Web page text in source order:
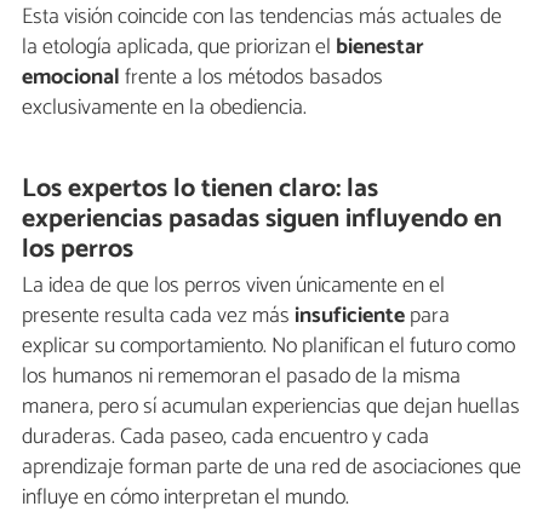
Esta visión coincide con las tendencias más actuales de
la etología aplicada, que priorizan el bienestar
emocionalfrente a los métodos basados
exclusivamente en la obediencia.
Los expertos lo tienen claro: las
experiencias pasadas siguen influyendo en
los perros
La idea de que los perros viven únicamente en el
presente resulta cada vez más insuficientepara
explicar su comportamiento. No planifican el futuro como
los humanos ni rememoran el pasado de la misma
manera, pero sí acumulan experiencias que dejan huellas
duraderas. Cada paseo, cada encuentro y cada
aprendizaje forman parte de una red de asociaciones que
influye en cómo interpretan el mundo.